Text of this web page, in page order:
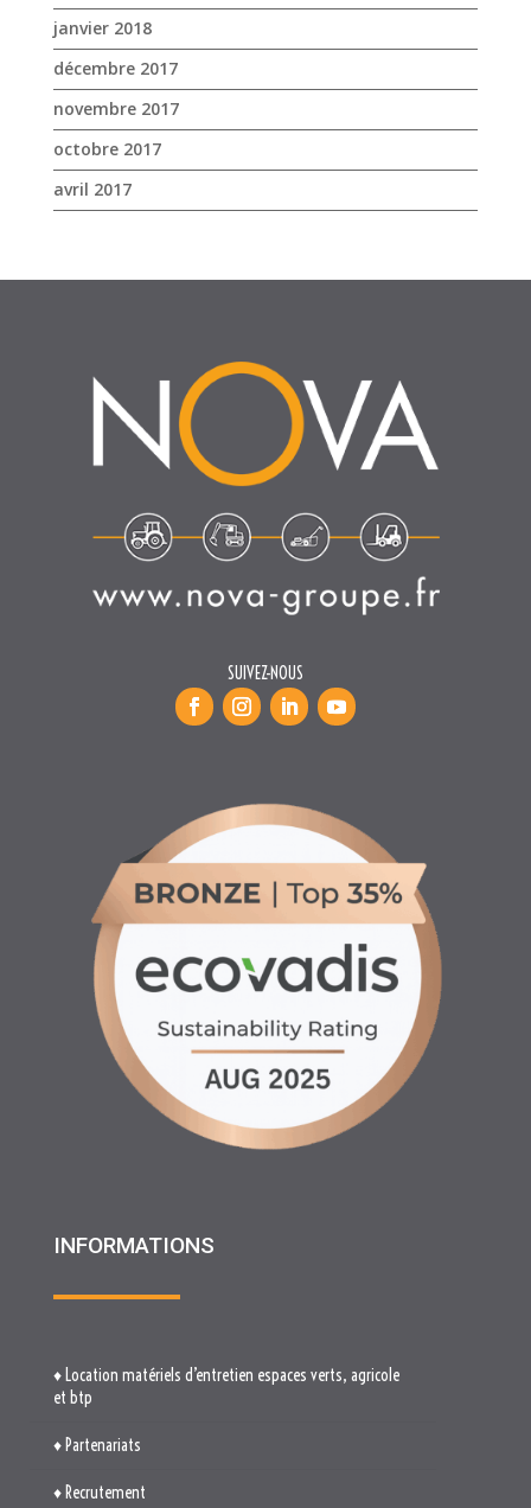
janvier 2018
décembre 2017
novembre 2017
octobre 2017
avril 2017
SUIVEZ-NOUS
INFORMATIONS
♦ Location matériels d’entretien espaces verts, agricole
et btp
♦ Partenariats
♦ Recrutement